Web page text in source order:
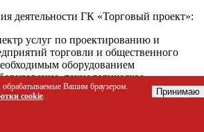
деятельности ГК «Торговый проект»:
услуг по проектированию и
торговли и общественного
оборудованием
технологическое
оборудование и т.д.);
торговых процессов и внедрения
обрабатываемые Вашим браузером.
cookie. Принимаю